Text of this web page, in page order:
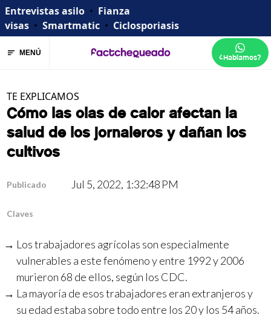
Entrevistas asilo • Fianza
visas • Smartmatic • Ciclosporiasis
MENÚ ¿Hablamos?
TE EXPLICAMOS
Cómo las olas de calor afectan la
salud de los jornaleros y dañan los
cultivos
Publicado Jul 5, 2022, 1:32:48 PM
Claves
Los trabajadores agrícolas son especialmente
vulnerables a este fenómeno y entre 1992 y 2006
murieron 68 de ellos, según los CDC.
La mayoría de esos trabajadores eran extranjeros y
su edad estaba sobre todo entre los 20 y los 54 años.